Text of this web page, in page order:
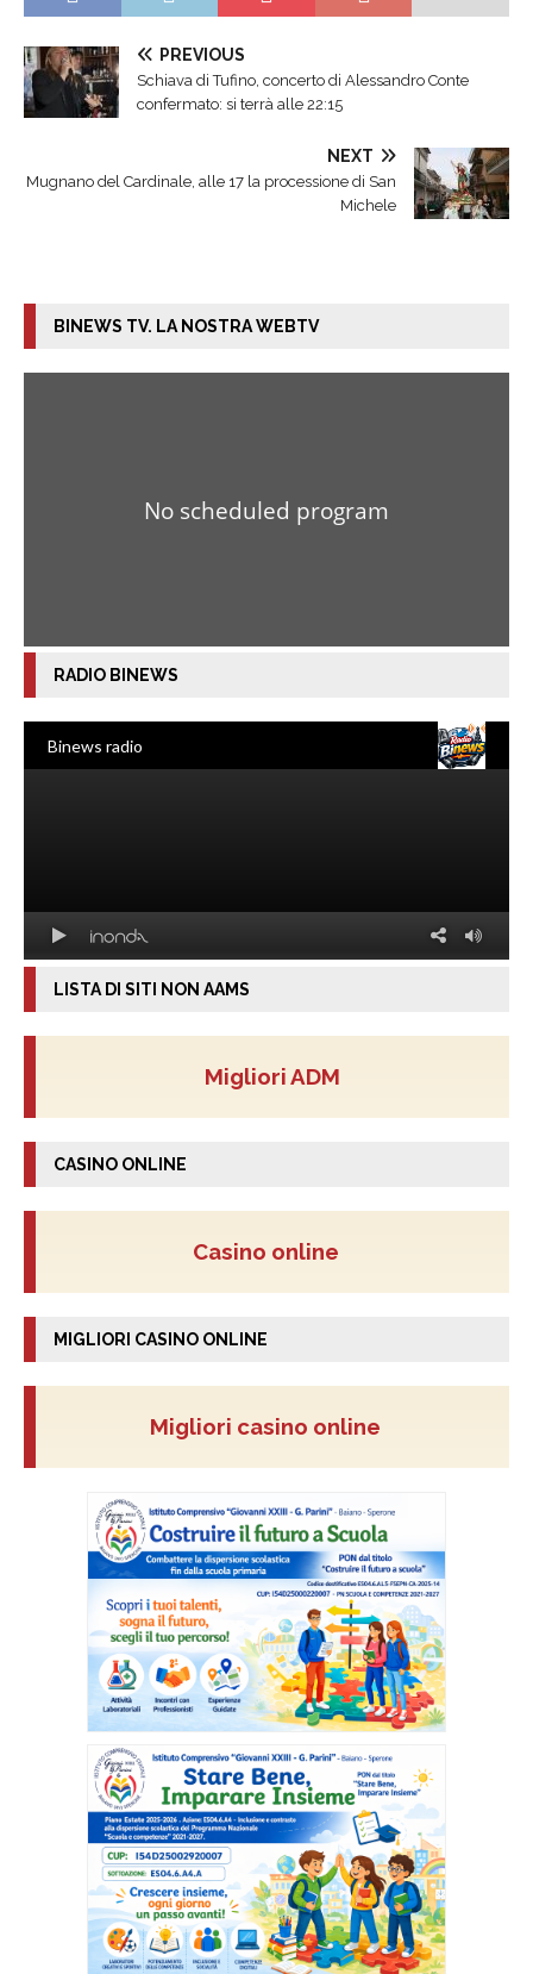
PREVIOUS
Schiava di Tufino, concerto di Alessandro Conte
confermato: si terrà alle 22:15
NEXT
Mugnano del Cardinale, alle 17 la processione di San
Michele
BINEWS TV. LA NOSTRA WEBTV
RADIO BINEWS
LISTA DI SITI NON AAMS
Migliori ADM
CASINO ONLINE
Casino online
MIGLIORI CASINO ONLINE
Migliori casino online